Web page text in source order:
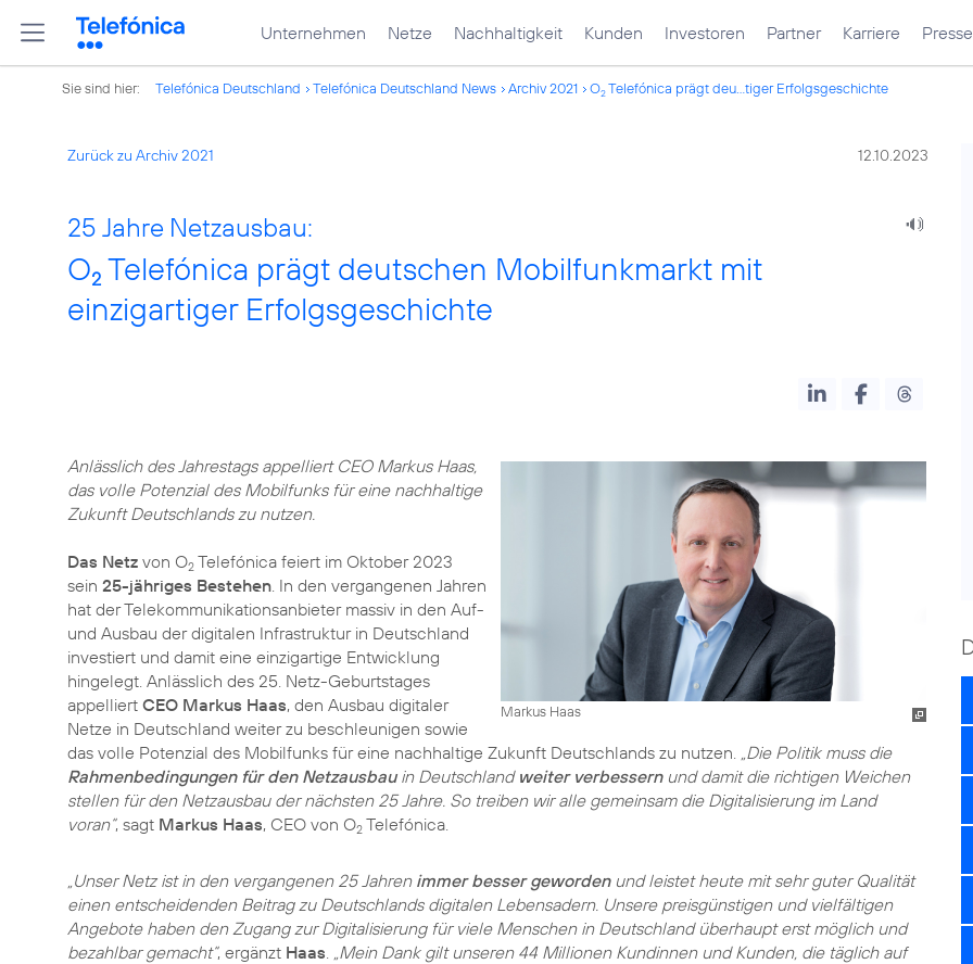
Unternehmen Netze Nachhaltigkeit Kunden Investoren Partner Karriere Presse
Sie sind hier: Telefónica Deutschland Telefónica Deutschland News Archiv 2021 O2Telefónica prägt deu...tiger Erfolgsgeschichte
Zurück zu Archiv 2021 12.10.2023
25 Jahre Netzausbau:
O2 Telefónica prägt deutschen Mobilfunkmarkt mit
einzigartiger Erfolgsgeschichte
Markus Haas
Anlässlich des Jahrestags appelliert CEO Markus Haas,
das volle Potenzial des Mobilfunks für eine nachhaltige
Zukunft Deutschlands zu nutzen.
Das Netz von O2 Telefónica feiert im Oktober 2023
sein 25-jähriges Bestehen. In den vergangenen Jahren
hat der Telekommunikationsanbieter massiv in den Auf-
und Ausbau der digitalen Infrastruktur in Deutschland
investiert und damit eine einzigartige Entwicklung
hingelegt. Anlässlich des 25. Netz-Geburtstages
appelliert CEO Markus Haas, den Ausbau digitaler
Netze in Deutschland weiter zu beschleunigen sowie
das volle Potenzial des Mobilfunks für eine nachhaltige Zukunft Deutschlands zu nutzen. „Die Politik muss die
Rahmenbedingungen für den Netzausbauin Deutschland weiter verbessernund damit die richtigen Weichen
stellen für den Netzausbau der nächsten 25 Jahre. So treiben wir alle gemeinsam die Digitalisierung im Land
voran“, sagt Markus Haas, CEO von O2 Telefónica.
„Unser Netz ist in den vergangenen 25 Jahren immer besser gewordenund leistet heute mit sehr guter Qualität
einen entscheidenden Beitrag zu Deutschlands digitalen Lebensadern. Unsere preisgünstigen und vielfältigen
Angebote haben den Zugang zur Digitalisierung für viele Menschen in Deutschland überhaupt erst möglich und
bezahlbar gemacht“, ergänzt Haas. „Mein Dank gilt unseren 44 Millionen Kundinnen und Kunden, die täglich auf